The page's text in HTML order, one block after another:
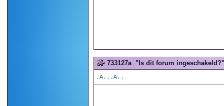
733127a "Is dit forum
.A...A..